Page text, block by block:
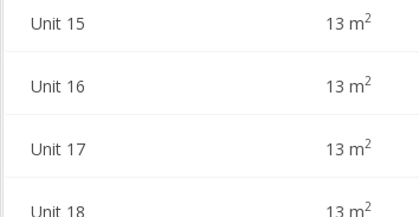
Unit 15 13 m2
Unit 16 13 m2
Unit 17 13 m2
Unit 18 13 m2